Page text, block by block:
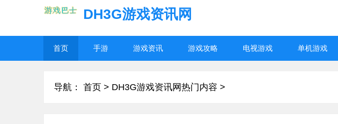
DH3G游戏资讯网
首页 手游 游戏资讯 游戏攻略 电视游戏 单机游戏
导航： 首页 > DH3G游戏资讯网热门内容 >